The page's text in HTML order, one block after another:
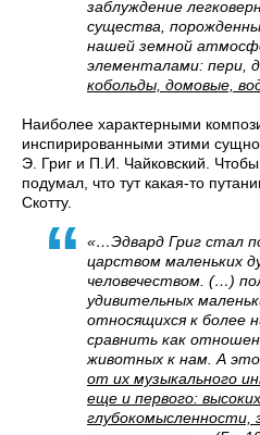
заблуждение
существа,
нашей земной
элементалами: пери,
кобольды, домовые,
Наиболее характерными
инспирированными этими
Э. Григ и П.И. Чайковский.
подумал, что тут какая-то
Скотту.
«…Эдвард Григ стал
царством маленьких
человечеством. (…)
удивительных
относящихся к более
сравнить как
животных к нам. А
от их музыкального
еще и первого:
глубокомысленности,